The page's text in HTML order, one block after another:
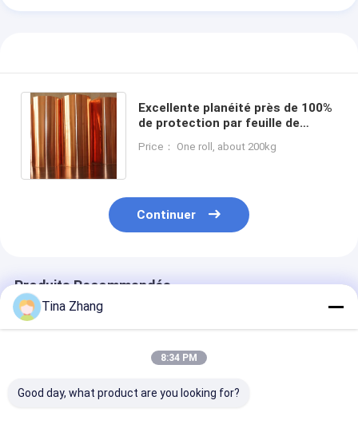
Excellente planéité près de 100%
de protection par feuille de
d'épaisseur 0,42 mm
Price： One roll, about 200kg
Continuer
Produits Recommandés
Tina Zhang
8:34 PM
Good day, what product are you looking for?